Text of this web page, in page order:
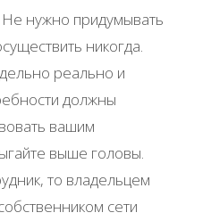
Не нужно придумывать
никогда.
реально и
должны
вашим
выше головы.
то владельцем
сети